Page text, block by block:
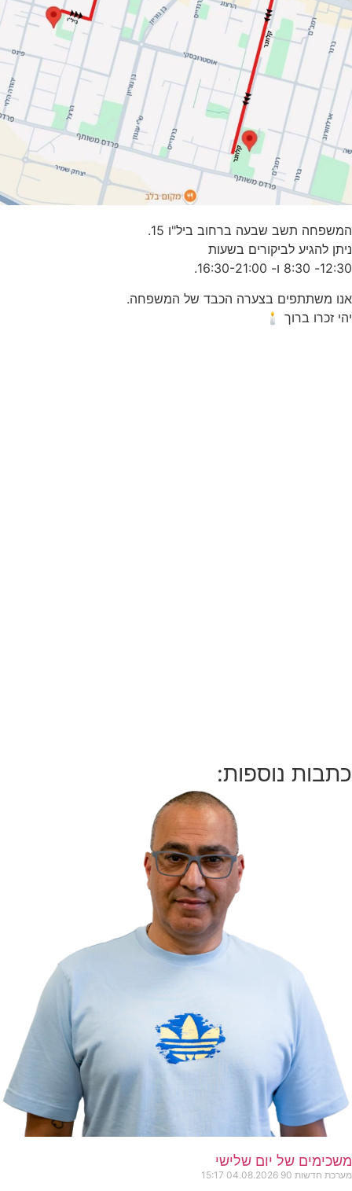
המשפחה תשב שבעה ברחוב ביל"ו 15.
ניתן להגיע לביקורים בשעות
12:30- 8:30 ו- 16:30-21:00.
אנו משתתפים בצערה הכבד של המשפחה.
יהי זכרו ברוך 🕯
כתבות נוספות:
משכימים של יום שלישי
מערכת חדשות 90 04.08.2026
15:17